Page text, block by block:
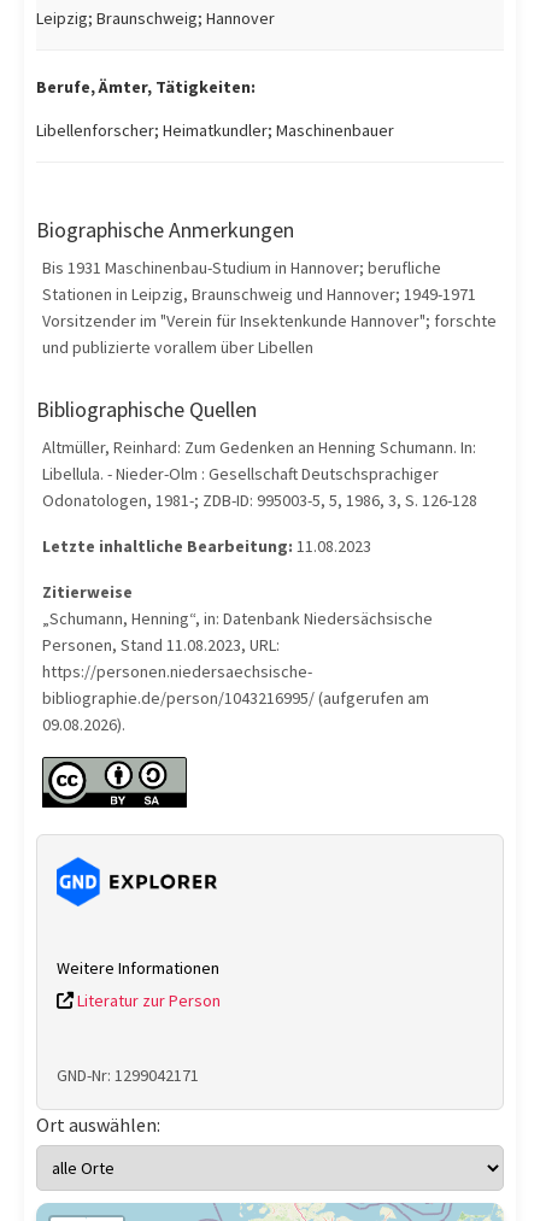
Leipzig; Braunschweig; Hannover
Berufe, Ämter, Tätigkeiten:
Libellenforscher; Heimatkundler; Maschinenbauer
Biographische Anmerkungen
Bis 1931 Maschinenbau-Studium in Hannover; berufliche
Stationen in Leipzig, Braunschweig und Hannover; 1949-1971
Vorsitzender im "Verein für Insektenkunde Hannover"; forschte
und publizierte vorallem über Libellen
Bibliographische Quellen
Altmüller, Reinhard: Zum Gedenken an Henning Schumann. In:
Libellula. - Nieder-Olm : Gesellschaft Deutschsprachiger
Odonatologen, 1981-; ZDB-ID: 995003-5, 5, 1986, 3, S. 126-128
Letzte inhaltliche Bearbeitung: 11.08.2023
Zitierweise
„Schumann, Henning“, in: Datenbank Niedersächsische
Personen, Stand 11.08.2023, URL:
https://personen.niedersaechsische-
bibliographie.de/person/1043216995/ (aufgerufen am
09.08.2026).
Weitere Informationen
Literatur zur Person
GND-Nr: 1299042171
Ort auswählen: